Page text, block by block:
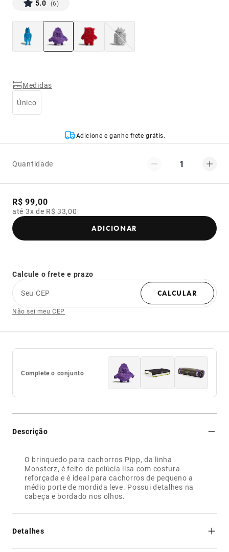
5.0 (6)
Medidas
Único
Adicione e ganhe frete grátis.
Quantidade 1
R$ 99,00
até 3x de R$ 33,00
ADICIONAR
Calcule o frete e prazo
Seu CEP
CALCULAR
Não sei meu CEP
Complete o conjunto
Descrição
O brinquedo para cachorros Pipp, da linha
Monsterz, é feito de pelúcia lisa com costura
reforçada e é ideal para cachorros de pequeno a
médio porte de mordida leve. Possui detalhes na
cabeça e bordado nos olhos.
Detalhes